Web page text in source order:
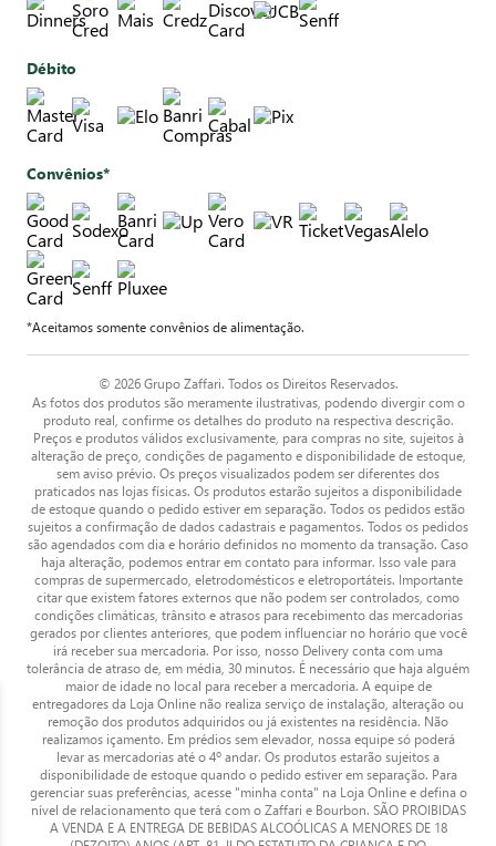
Débito
Convênios*
*Aceitamos somente convênios de alimentação.
© 2026 Grupo Zaffari. Todos os Direitos Reservados.
As fotos dos produtos são meramente ilustrativas, podendo divergir com o
produto real, confirme os detalhes do produto na respectiva descrição.
Preços e produtos válidos exclusivamente, para compras no site, sujeitos à
alteração de preço, condições de pagamento e disponibilidade de estoque,
sem aviso prévio. Os preços visualizados podem ser diferentes dos
praticados nas lojas físicas. Os produtos estarão sujeitos a disponibilidade
de estoque quando o pedido estiver em separação. Todos os pedidos estão
sujeitos a confirmação de dados cadastrais e pagamentos. Todos os pedidos
são agendados com dia e horário definidos no momento da transação. Caso
haja alteração, podemos entrar em contato para informar. Isso vale para
compras de supermercado, eletrodomésticos e eletroportáteis. Importante
citar que existem fatores externos que não podem ser controlados, como
condições climáticas, trânsito e atrasos para recebimento das mercadorias
gerados por clientes anteriores, que podem influenciar no horário que você
irá receber sua mercadoria. Por isso, nosso Delivery conta com uma
tolerância de atraso de, em média, 30 minutos. É necessário que haja alguém
maior de idade no local para receber a mercadoria. A equipe de
entregadores da Loja Online não realiza serviço de instalação, alteração ou
remoção dos produtos adquiridos ou já existentes na residência. Não
realizamos içamento. Em prédios sem elevador, nossa equipe só poderá
levar as mercadorias até o 4º andar. Os produtos estarão sujeitos a
disponibilidade de estoque quando o pedido estiver em separação. Para
gerenciar suas preferências, acesse "minha conta" na Loja Online e defina o
nível de relacionamento que terá com o Zaffari e Bourbon. SÃO PROIBIDAS
A VENDA E A ENTREGA DE BEBIDAS ALCOÓLICAS A MENORES DE 18